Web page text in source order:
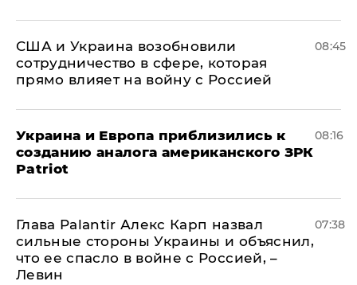
США и Украина возобновили
сотрудничество в сфере, которая
прямо влияет на войну с Россией
08:45
Украина и Европа приблизились к
созданию аналога американского ЗРК
Patriot
08:16
Глава Palantir Алекс Карп назвал
сильные стороны Украины и объяснил,
что ее спасло в войне с Россией, –
Левин
07:38